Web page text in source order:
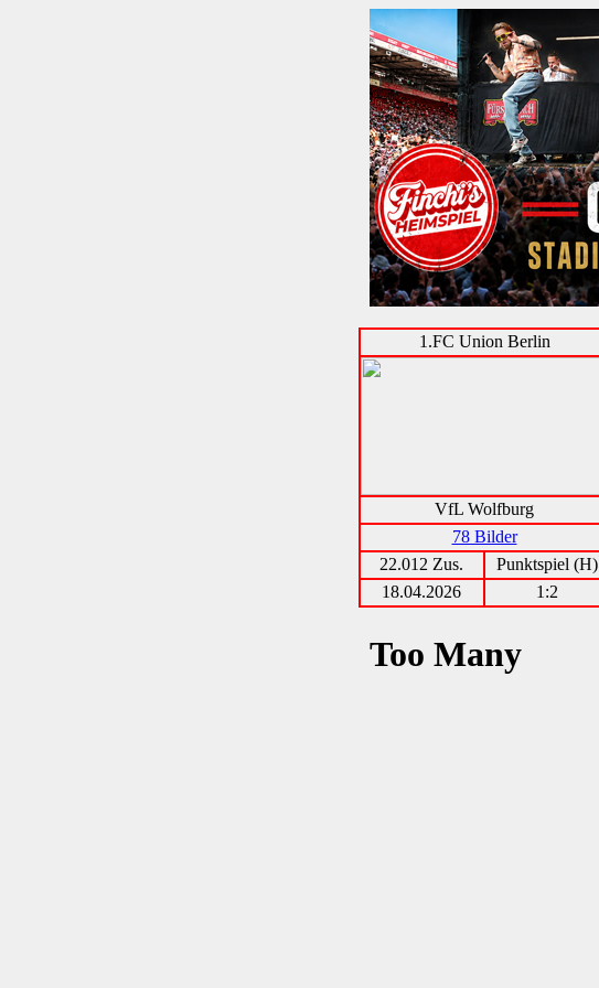
1.FC Union Berlin
VfL Wolfburg
78 Bilder
22.012 Zus.
Punktspiel (H)
18.04.2026
1:2